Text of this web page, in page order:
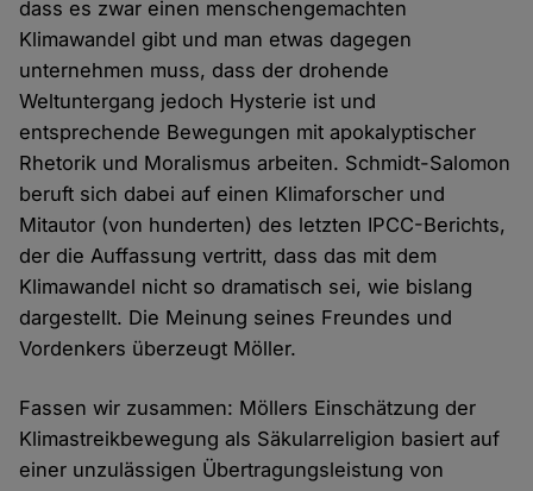
dass es zwar einen menschengemachten
Klimawandel gibt und man etwas dagegen
unternehmen muss, dass der drohende
Weltuntergang jedoch Hysterie ist und
entsprechende Bewegungen mit apokalyptischer
Rhetorik und Moralismus arbeiten. Schmidt-Salomon
beruft sich dabei auf einen Klimaforscher und
Mitautor (von hunderten) des letzten IPCC-Berichts,
der die Auffassung vertritt, dass das mit dem
Klimawandel nicht so dramatisch sei, wie bislang
dargestellt. Die Meinung seines Freundes und
Vordenkers überzeugt Möller.
Fassen wir zusammen: Möllers Einschätzung der
Klimastreikbewegung als Säkularreligion basiert auf
einer unzulässigen Übertragungsleistung von